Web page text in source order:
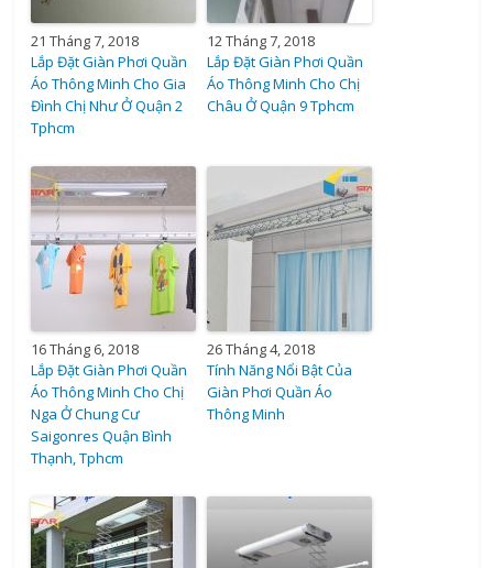
21 Tháng 7, 2018
Lắp Đặt Giàn Phơi Quần
Áo Thông Minh Cho Gia
Đình Chị Như Ở Quận 2
Tphcm
12 Tháng 7, 2018
Lắp Đặt Giàn Phơi Quần
Áo Thông Minh Cho Chị
Châu Ở Quận 9 Tphcm
16 Tháng 6, 2018
Lắp Đặt Giàn Phơi Quần
Áo Thông Minh Cho Chị
Nga Ở Chung Cư
Saigonres Quận Bình
Thạnh, Tphcm
26 Tháng 4, 2018
Tính Năng Nổi Bật Của
Giàn Phơi Quần Áo
Thông Minh